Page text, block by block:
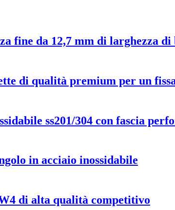
fine da 12,7 mm di larghezza di
di qualità premium per un
ss201/304 con fascia
in acciaio inossidabile
di alta qualità competitivo